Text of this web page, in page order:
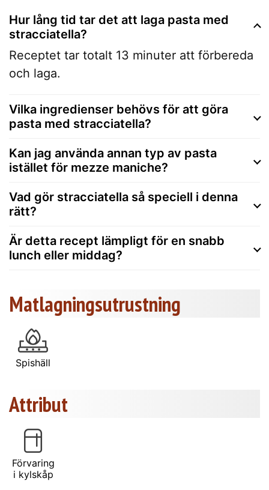
Hur lång tid tar det att laga pasta med
stracciatella?
Receptet tar totalt 13 minuter att förbereda
och laga.
Vilka ingredienser behövs för att göra
pasta med stracciatella?
Kan jag använda annan typ av pasta
istället för mezze maniche?
Vad gör stracciatella så speciell i denna
rätt?
Är detta recept lämpligt för en snabb
lunch eller middag?
Matlagningsutrustning
Spishäll
Attribut
Förvaring
i kylskåp